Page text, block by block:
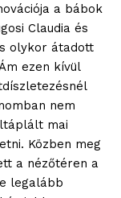
a bábok
Claudia és
olykor átadott
ezen kívül
nem
mai
Közben meg
a nézőtéren a
legalább